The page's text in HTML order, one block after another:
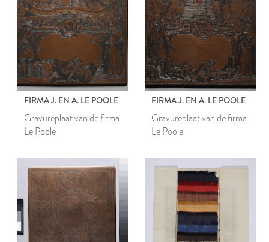
FIRMA J. EN A. LE POOLE
Gravureplaat van de firma
Le Poole
FIRMA J. EN A. LE POOLE
Gravureplaat van de firma
Le Poole